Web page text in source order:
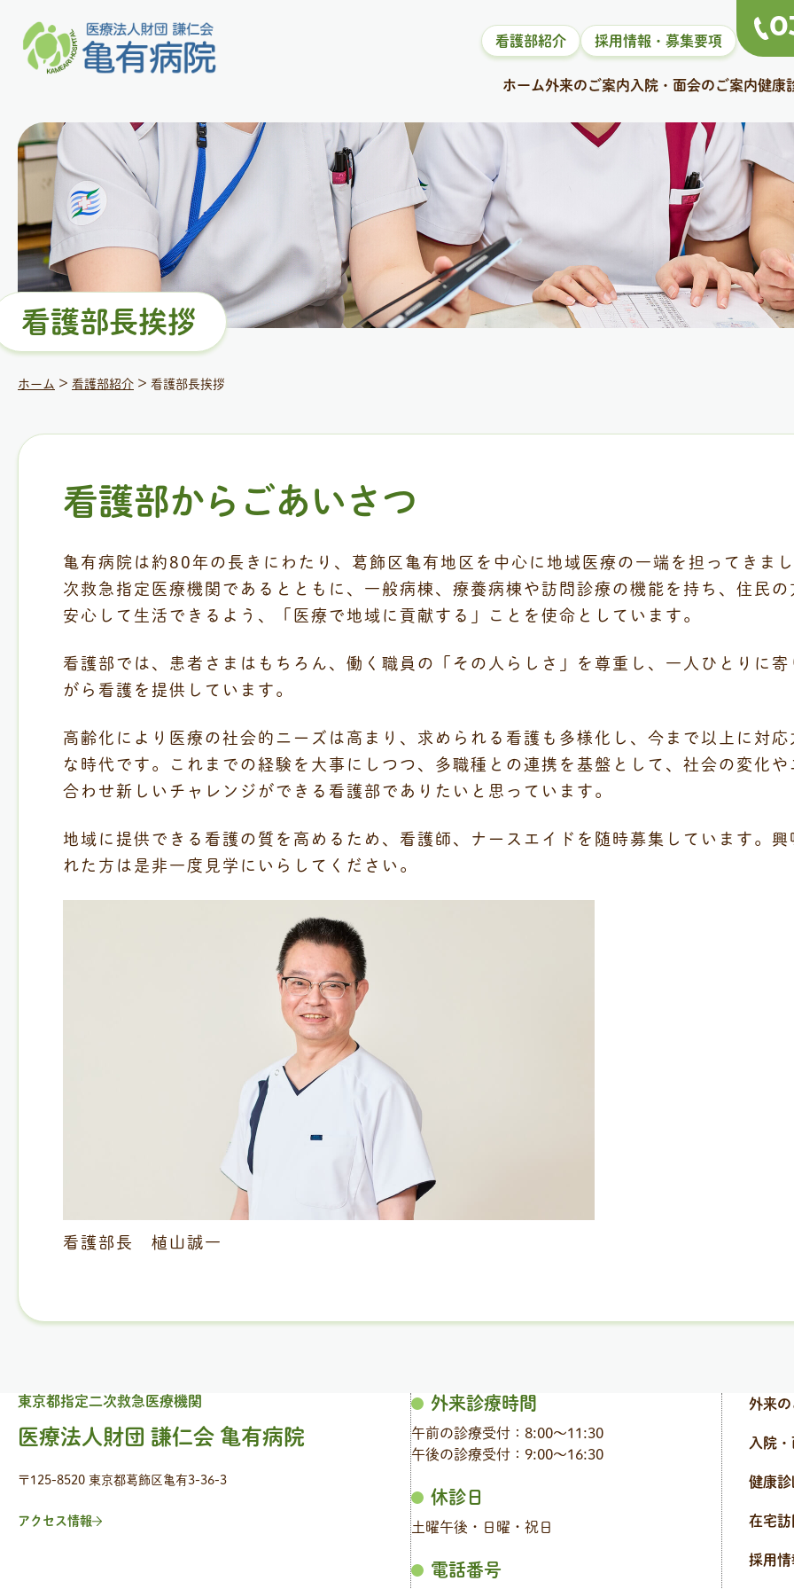
看護部紹介 採用情報・募集要項
ホーム外来のご案内 入院・面会のご案内健康
看護部⻑挨拶
ホーム > 看護部紹介 > 看護部⻑挨拶
看護部からごあいさつ
亀有病院は約80年の長きにわたり、葛飾区亀有地区を中心に地域医療の一端を担ってきま
次救急指定医療機関であるとともに、一般病棟、療養病棟や訪問診療の機能を持ち、住民の
安心して生活できるよう、「医療で地域に貢献する」ことを使命としています。
看護部では、患者さまはもちろん、働く職員の「その人らしさ」を尊重し、一人ひとりに寄
がら看護を提供しています。
高齢化により医療の社会的ニーズは高まり、求められる看護も多様化し、今まで以上に対応
な時代です。これまでの経験を大事にしつつ、多職種との連携を基盤として、社会の変化や
合わせ新しいチャレンジができる看護部でありたいと思っています。
地域に提供できる看護の質を高めるため、看護師、ナースエイドを随時募集しています。興
れた方は是非一度見学にいらしてください。
看護部長 植山誠一
東京都指定二次救急医療機関
医療法人財団 謙仁会 亀有病院
〒125-8520 東京都葛飾区亀有3-36-3
アクセス情報
外来診療時間
午前の診療受付：8:00〜11:30
午後の診療受付：9:00〜16:30
休診日
土曜午後・日曜・祝日
電話番号
外来
入院
健康
在宅
採用